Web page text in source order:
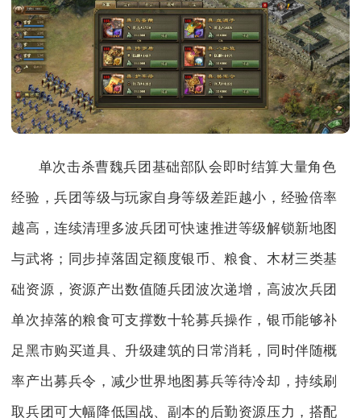
单次击杀曹魏兵团基础部队会即时结算大量角色
经验，兵团等级与玩家自身等级差距越小，经验倍率
越高，连续清理多波兵团可快速推进等级解锁新地图
与武将；同步掉落固定额度银币、粮食、木材三类基
础资源，资源产出数值随兵团波次递增，高波次兵团
单次掉落的粮食可支撑数十轮募兵操作，银币能够补
足黑市购买道具、升级建筑的日常消耗，同时伴随概
率产出募兵令，减少世界地图募兵等待冷却，持续刷
取兵团可大幅降低国战、副本的后勤资源压力，搭配